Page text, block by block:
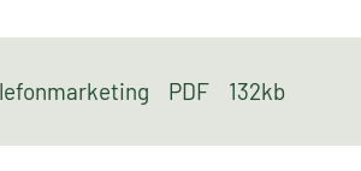
PDF 132kb